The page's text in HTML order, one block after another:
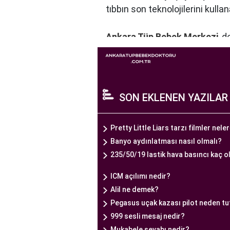
tıbbın son teknolojilerini
Ankara Tüp Bebek Merkezi ,
profesyonelleri, çiftlere
merkezde kullanılan
Ankara Tüp Bebek Merkezi,
yaşama şansı tanıyan
Tüp bebek tedavisi, uzman
süreçtir. Ankara Tüp Bebek
sunar.
Ankara Tüp Bebek Doktoru
,
sağlar. Çiftin tıbbi geçmişini
sürecinde çiftlere duygusal
Uzman tüp bebek doktoru,
SON EKLENEN YAZILAR
Pretty Little Liars tarzı filmler
Banyo aydınlatması nasıl olmalı?
235/50/19 lastik hava basıncı kaç
ICM açılımı nedir?
Alil ne demek?
Pegasus uçak kazası pilot neden
999 sesli mesaj nedir?